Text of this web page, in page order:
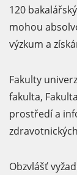
120
mohou
výzkum a
Fakulty
fakulta,
prostředí a
Obzvlášť